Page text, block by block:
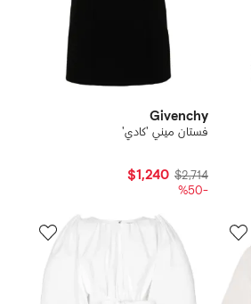
Givenchy
فستان ميني 'كادي'
$2,714
$1,240
-%50